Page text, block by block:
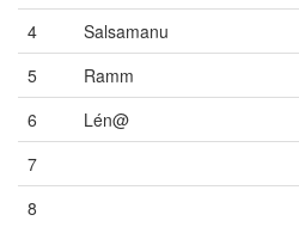
4
Salsamanu
5
Ramm
6
Lén@
7
8